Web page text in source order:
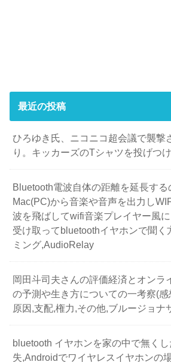
最近の投稿
ひろゆき氏、ニコニコ超会議で襲
り。キッカーズのTシャツを投げつ
Bluetooth電波自体の距離を延長する
Mac(PC)から音楽や音声を出力し
波を飛ばしてwifi音楽プレイヤー風
受け取ってbluetoothイヤホンで聞く
ミング,AudioRelay
岡田斗司夫さんの評価経済とオンラ
の予測や生き方についての一考察(
原因,支配,権力,その他,ブルージョナ
bluetooth イヤホンを家の中で無く
失,Androidでワイヤレスイヤホンの